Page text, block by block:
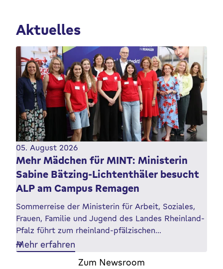
Aktuelles
05. August 2026
Mehr Mädchen für MINT: Ministerin
Sabine Bätzing-Lichtenthäler besucht
ALP am Campus Remagen
Sommerreise der Ministerin für Arbeit, Soziales,
Frauen, Familie und Jugend des Landes Rheinland-
Pfalz führt zum rheinland-pfälzischen…
Mehr erfahren
Zum Newsroom